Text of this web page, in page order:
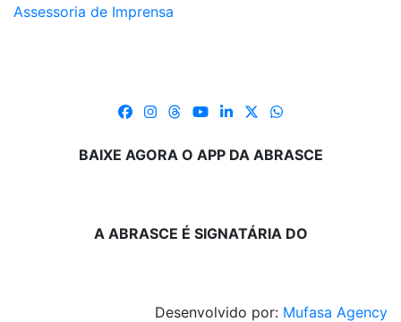
Assessoria de Imprensa
BAIXE AGORA O APP DA ABRASCE
A ABRASCE É SIGNATÁRIA DO
Desenvolvido por: Mufasa Agency